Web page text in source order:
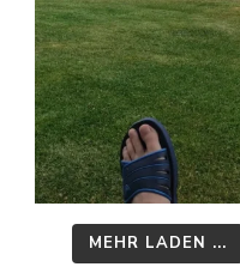
MEHR LADEN ...